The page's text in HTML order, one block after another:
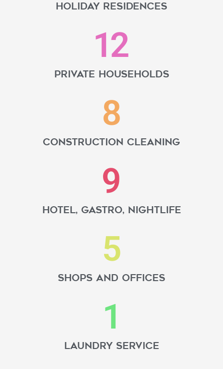
Holiday residences
Private households
12
Construction cleaning
8
hotel, gastro, nightlife
9
Shops and offices
5
Laundry service
1